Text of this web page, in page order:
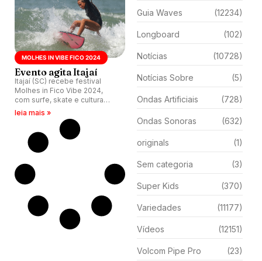
MOLHES IN VIBE FICO 2024
Evento agita Itajaí
Itajaí (SC) recebe festival
Molhes in Fico Vibe 2024,
com surfe, skate e cultura
com ações de
sustentabilidade e inclusão
leia mais »
Guia Waves (12234)
Longboard (102)
Notícias (10728)
Notícias Sobre (5)
Ondas Artificiais (728)
Ondas Sonoras (632)
originals (1)
Sem categoria (3)
Super Kids (370)
Variedades (11177)
Vídeos (12151)
Volcom Pipe Pro (23)